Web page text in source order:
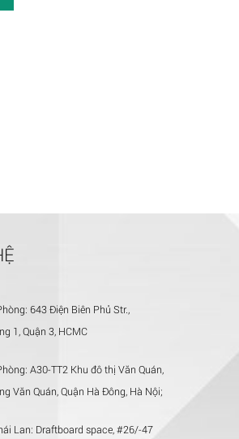
643 Điện Biên Phủ Str.,
1, Quận 3, HCMC
A30-TT2 Khu đô thị Văn Quán,
Văn Quán, Quận Hà Đông, Hà Nội;
Lan: Draftboard space, #26/-47